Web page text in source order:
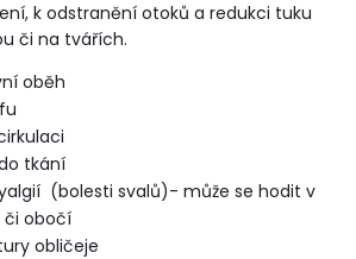
k odstranění otoků a redukci tuku
či na tvářích.
oběh
tkání
(bolesti svalů)- může se hodit v
či obočí
obličeje